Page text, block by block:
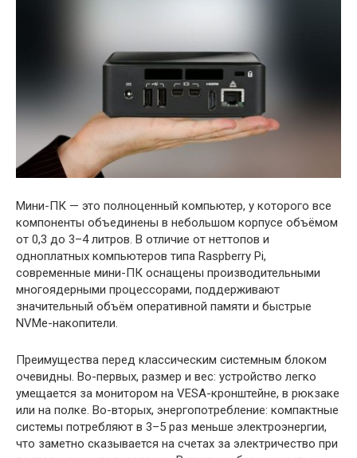
Мини-ПК — это полноценный компьютер, у которого все
компоненты объединены в небольшом корпусе объёмом
от 0,3 до 3–4 литров. В отличие от неттопов и
одноплатных компьютеров типа Raspberry Pi,
современные мини-ПК оснащены производительными
многоядерными процессорами, поддерживают
значительный объём оперативной памяти и быстрые
NVMe-накопители.
Преимущества перед классическим системным блоком
очевидны. Во-первых, размер и вес: устройство легко
умещается за монитором на VESA-кронштейне, в рюкзаке
или на полке. Во-вторых, энергопотребление: компактные
системы потребляют в 3–5 раз меньше электроэнергии,
что заметно сказывается на счетах за электричество при